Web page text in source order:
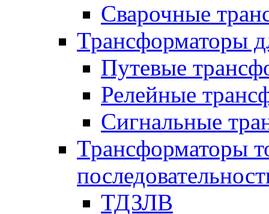
Сварочные
Трансформаторы
Путевые
Релейные
Сигнальные
Трансформаторы
ТДЗЛВ